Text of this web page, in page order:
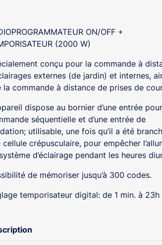
ON/OFF +
(2000 W)
conçu pour la commande à
externes (de jardin) et internes,
la commande à distance de prises de
dispose au bornier d’une entrée
séquentielle et d’une entrée de
utilisable, une fois qu’il a été
cellule crépusculaire, pour empêcher
d’éclairage pendant les heures
de mémoriser jusqu’à 300 codes.
temporisateur digital: de 1 min. à 23h